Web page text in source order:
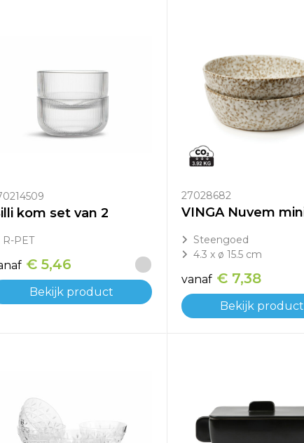
kom set van 2
R-PET
€ 5,46
Bekijk product
27028682
Steengoed
4.3 x ø 15.5 cm
vanaf € 7,38
Bekijk product